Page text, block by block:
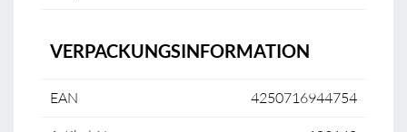
VERPACKUNGSINFORMATION
EAN 4250716944754